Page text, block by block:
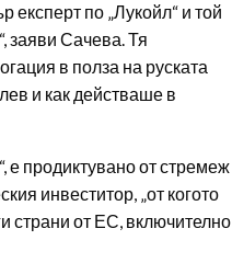
експерт по „Лукойл“ и той
заяви Сачева. Тя
в полза на руската
и как действаше в
е продиктувано от стремеж
инвеститор, „от когото
страни от ЕС, включително